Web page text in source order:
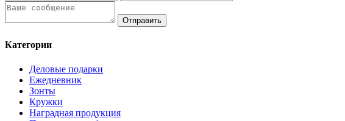
Отправить
Категории
Деловые подарки
Ежедневник
Зонты
Кружки
Наградная продукция